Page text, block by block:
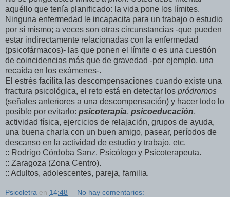
aquéllo que tenía planificado: la vida pone los límites.
Ninguna enfermedad le incapacita para un trabajo o estudio
por sí mismo; a veces son otras circunstancias -que pueden
estar indirectamente relacionadas con la enfermedad
(psicofármacos)- las que ponen el límite o es una cuestión
de coincidencias más que de gravedad -por ejemplo, una
recaída en los exámenes-.
El estrés facilita las descompensaciones cuando existe una
fractura psicológica, el reto está en detectar los pródromos
(señales anteriores a una descompensación) y hacer todo lo
posible por evitarlo: psicoterapia, psicoeducación,
actividad física, ejercicios de relajación, grupos de ayuda,
una buena charla con un buen amigo, pasear, períodos de
descanso en la actividad de estudio y trabajo, etc.
:: Rodrigo Córdoba Sanz. Psicólogo y Psicoterapeuta.
:: Zaragoza (Zona Centro).
:: Adultos, adolescentes, pareja, familia.
Psicoletra en 14:48 No hay comentarios: